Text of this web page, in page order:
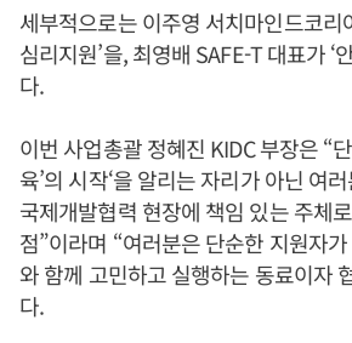
세부적으로는 이주영 서치마인드코리
심리지원’을, 최영배 SAFE-T 대표가 ‘
다.
이번 사업총괄 정혜진 KIDC 부장은 “
육’의 시작‘을 알리는 자리가 아닌 여
국제개발협력 현장에 책임 있는 주체
점”이라며 “여러분은 단순한 지원자
와 함께 고민하고 실행하는 동료이자
다.